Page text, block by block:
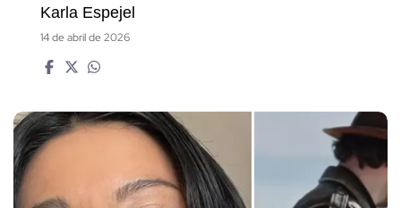
Karla Espejel
14 de abril de 2026